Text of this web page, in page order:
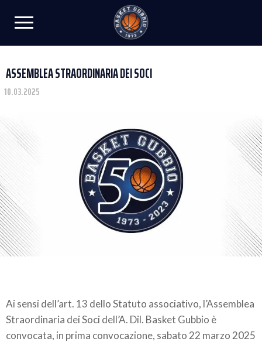
ASSEMBLEA STRAORDINARIA DEI SOCI
10.03.2025
Ai sensi dell’art. 13 dello Statuto associativo, l’Assemblea
Straordinaria dei Soci dell’A. Dil. Basket Gubbio è
convocata, in prima convocazione, sabato 22 marzo 2025